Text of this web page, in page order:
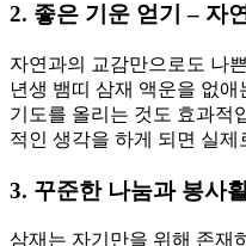
2. 좋은 기운 얻기 – 자
자연과의 교감만으로도 나
년생 뱀띠 삼재 액운을 없
기도를 올리는 것도 효과적
적인 생각을 하게 되면 실
3. 꾸준한 나눔과 봉사
삼재는 자기만을 위해 존재